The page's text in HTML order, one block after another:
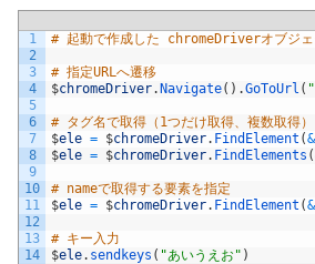
1
2
3
4
5
6
7
8
9
10
11
12
13
14
# 起動で作成した chromeDriverオブジェ
# 指定URLへ遷移
$chromeDriver.Navigate( ) .GoToUrl (
# タグ名で取得（1つだけ取得、複数取得）
$ele = $chromeDriver. FindElement (&
$ele = $chromeDriver. FindElements (
# nameで取得する要素を指定
$ele = $chromeDriver. FindElement (&
# キー入力
$ele. sendkeys ( "あいうえお" )